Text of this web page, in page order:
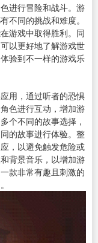
进行冒险和战斗。游
不同的挑战和难度。
游戏中取得胜利。同
以更好地了解游戏世
验到不一样的游戏乐
用，通过听者的恐惧
色进行互动，增加游
个不同的故事选择，
的故事进行体验。整
，以避免触发危险或
背景音乐，以增加游
款非常有趣且刺激的